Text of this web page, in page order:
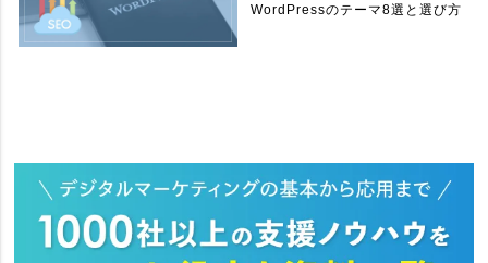
WordPressのテーマ8選と選び方